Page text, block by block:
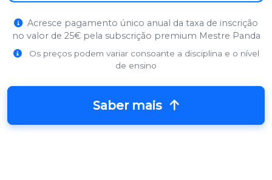
Acresce pagamento único anual da taxa de inscrição
no valor de 25€ pela subscrição premium Mestre Panda
Os preços podem variar consoante a disciplina e o nível
de ensino
Saber mais